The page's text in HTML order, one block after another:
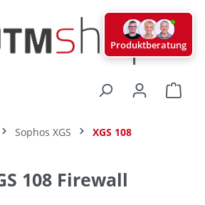
Sophos XGS XGS 108
108 Firewall
Produktberatung